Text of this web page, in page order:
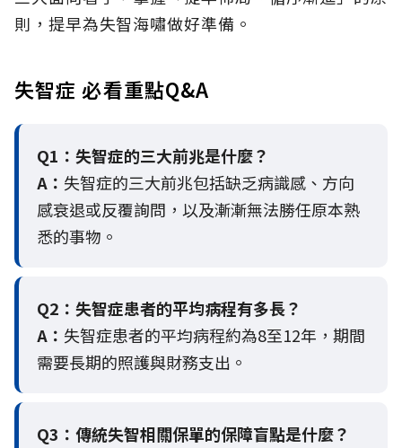
則，提早為失智海嘯做好準備。
失智症 必看重點Q&A
Q1：失智症的三大前兆是什麼？
A： 失智症的三大前兆包括缺乏病識感、方向
感衰退或反覆詢問，以及漸漸無法勝任原本熟
悉的事物。
Q2： 失智症患者的平均病程有多長？
A： 失智症患者的平均病程約為8至12年，期間
需要長期的照護與財務支出。
Q3： 傳統失智相關保單的保障盲點是什麼？